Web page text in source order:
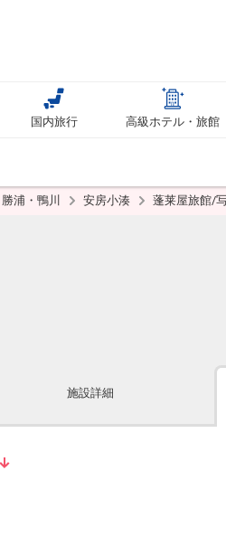
国内旅行 高級ホテル・旅館
勝浦・鴨川 安房小湊 蓬莱屋旅館/
施設詳細